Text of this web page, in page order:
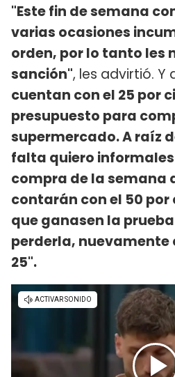
"Este fin de semana
varias ocasiones
orden, por lo tanto les
sanción", les advirtió. Y
cuentan con el 25 por
presupuesto para
supermercado. A raíz
falta quiero
compra de la semana
contarán con el 50 por
que ganasen la
perderla, nuevamente
25".